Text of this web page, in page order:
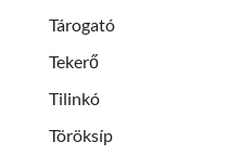
Tárogató
Tekerő
Tilinkó
Töröksíp